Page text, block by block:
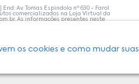
os cookies e como mudar suas
Av. Tomas Espindola nº 630 - Farol
comercializados na Loja Virtual da
. As informações presentes neste
o médico está capacitado para
Permanente trabalha com as
dos clientes são compromissos da